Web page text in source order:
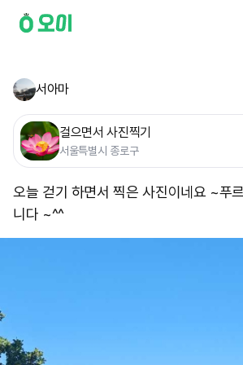
서아마
걸으면서 사진찍기
서울특별시 종로구
오늘 걷기 하면서 찍은 사진이네요 ~푸
니다 ~^^